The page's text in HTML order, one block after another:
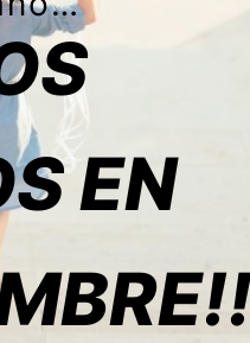
EN